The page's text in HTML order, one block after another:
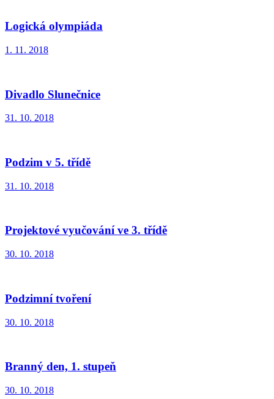
Logická olympiáda
1. 11. 2018
Divadlo Slunečnice
31. 10. 2018
Podzim v 5. třídě
31. 10. 2018
Projektové vyučování ve 3. třídě
30. 10. 2018
Podzimní tvoření
30. 10. 2018
Branný den, 1. stupeň
30. 10. 2018